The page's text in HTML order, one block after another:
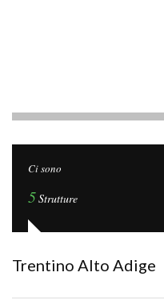
Ci sono
5Strutture
Trentino Alto Adige